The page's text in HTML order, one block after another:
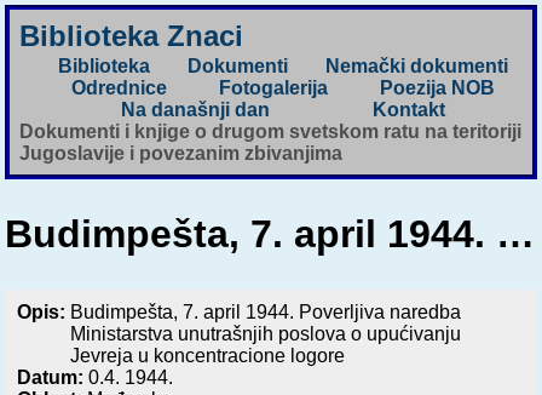
Biblioteka Znaci
Biblioteka Dokumenti
Nemački dokumenti
Odrednice
Fotogalerija
Poezija NOB
Na današnji dan
Kontakt
Dokumenti i knjige o drugom svetskom ratu na teritoriji
Jugoslavije i povezanim zbivanjima
Budimpešta, 7. april 1944. …
Opis: Budimpešta, 7. april 1944. Poverljiva naredba
Ministarstva unutrašnjih poslova o upućivanju
Jevreja u koncentracione logore
Datum:0.4. 1944.